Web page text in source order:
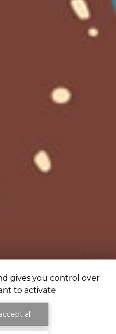
gives you control over
to activate
all